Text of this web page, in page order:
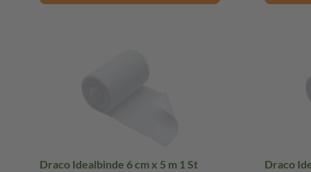
Draco Idealbinde 6 cm x 5 m 1 St
Draco